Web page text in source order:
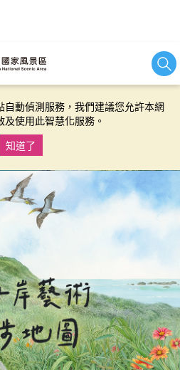
以持續優化網站服務，並有助於為
使用本網站即表示您同意我們的
自動偵測服務，我們建議您允許本網
使用此智慧化服務。
知道了
景平台